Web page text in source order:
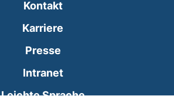
Kontakt
Karriere
Presse
Intranet(externer Link, öffnet